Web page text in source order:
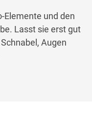
Elemente und den
Lasst sie erst gut
Augen